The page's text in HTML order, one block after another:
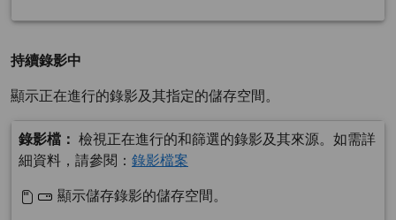
持續錄影中
顯示正在進行的錄影及其指定的儲存空間。
錄影檔： 檢視正在進行的和篩選的錄影及其來源。如需詳
細資料，請參閱： 錄影檔案
顯示儲存錄影的儲存空間。